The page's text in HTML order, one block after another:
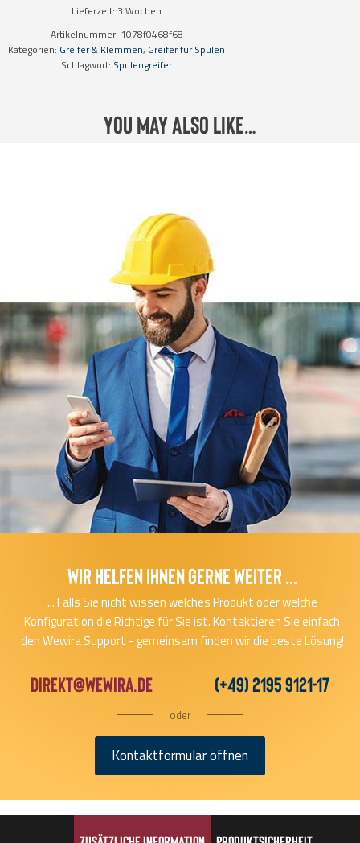
Lieferzeit: 3 Wochen
Artikelnummer: 1078f0468f68
Kategorien: Greifer & Klemmen, Greifer für Spulen
Schlagwort: Spulengreifer
You may also like…
Wir helfen Ihnen gerne Weiter ...
... Falls Sie nicht wissen welches Produkt oder welche
Konfiguration die Richtige für Sie ist. Kontaktieren Sie einfach
den Wewira Support - gemeinsam finden wir die beste Lösung!
direkt@wewira.de (+49) 2195 9121-17
oder
Kontaktformular öffnen